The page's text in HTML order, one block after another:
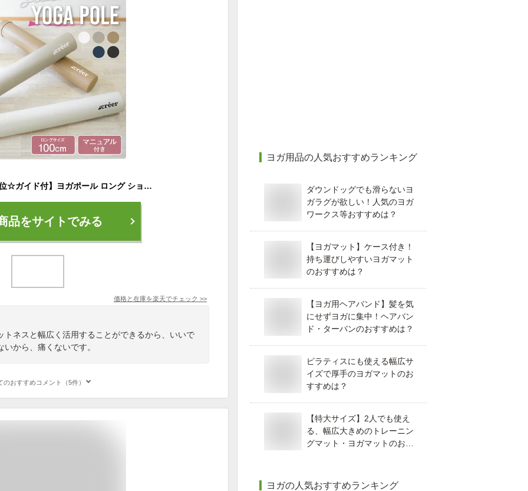
【楽天ランキング★1位☆ガイド付】ヨガポール ロング ショート ハーフ 筋膜 ストレッチ ポール ストレッチ用ポール ポール エクササイズポール フォームローラー 体幹 ダイエット ヨガ トレーニング
品をサイトでみる
価格と在庫を楽天でチェック >>
トネスと幅広く活用することができるから、いいで
から、痛くないです。
のおすすめコメント（5件）
ヨガ用品の人気おすすめランキング
ダウンドッグでも滑らないヨ
ガラグが欲しい！人気のヨガ
ワークス等おすすめは？
【ヨガマット】ケース付き！
持ち運びしやすいヨガマット
のおすすめは？
【ヨガ用ヘアバンド】髪を気
にせずヨガに集中！ヘアバン
ド・ターバンのおすすめは？
ピラティスにも使える幅広サ
イズで厚手のヨガマットのお
すすめは？
【特大サイズ】2人でも使え
る、幅広大きめのトレーニン
グマット・ヨガマットのおす
ヨガの人気おすすめランキング